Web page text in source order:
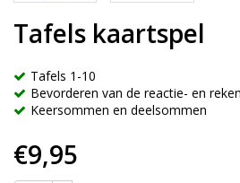
Tafels kaartspel
Tafels 1-10
Bevorderen van de reactie- en
Keersommen en deelsommen
€9,95